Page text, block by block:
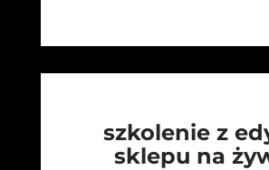
szkolenie z
sklepu na